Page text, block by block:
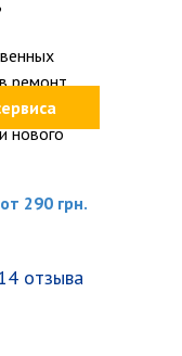
ремонт
окажется
нового
290 грн.
отзыва